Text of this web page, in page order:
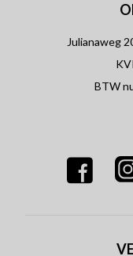
Julianaweg
BTW